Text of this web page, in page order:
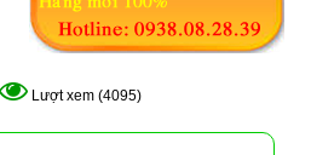
Lượt xem (4095)